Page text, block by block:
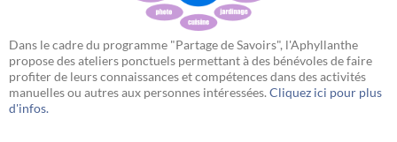
Dans le cadre du programme "Partage de Savoirs", l'Aphyllanthe
propose des ateliers ponctuels permettant à des bénévoles de faire
profiter de leurs connaissances et compétences dans des activités
manuelles ou autres aux personnes intéressées. Cliquez ici pour plus
d'infos.